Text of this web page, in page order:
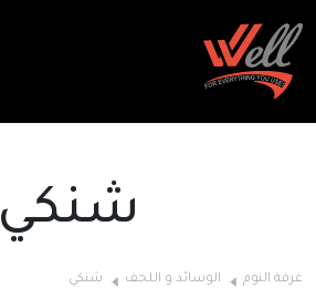
شنكي
غرفة النوم الوسائد و اللحف شنكي